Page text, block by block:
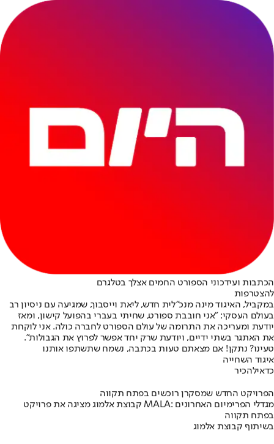
הכתבות ועידכוני הספורט החמים אצלך בטלגרם
להצטרפות
במקביל, האיגוד מינה מנכ"לית חדש, ליאת וייסבוך, שמגיעה עם ניסיון רב
בעולם העסקי: "אני חובבת ספורט, שחיתי בעברי בהפועל קישון, ומאז
יודעת ומעריכה את התרומה של עולם הספורט לחברה כולה. אני לוקחת
את האתגר בשתי ידיים, ויודעת שרק יחד אפשר לפרוץ את הגבולות".
טעינו? נתקן! אם מצאתם טעות בכתבה, נשמח שתשתפו אותנו
איגוד השחייה
כדאילהכיר
הפרויקט החדש שמסקרן רוכשים בפתח תקווה
קבוצת אלמוג מציגה את פרויקט MALA: מגדלי הפרימיום האחרונים
בפתח תקווה
בשיתוף קבוצת אלמוג